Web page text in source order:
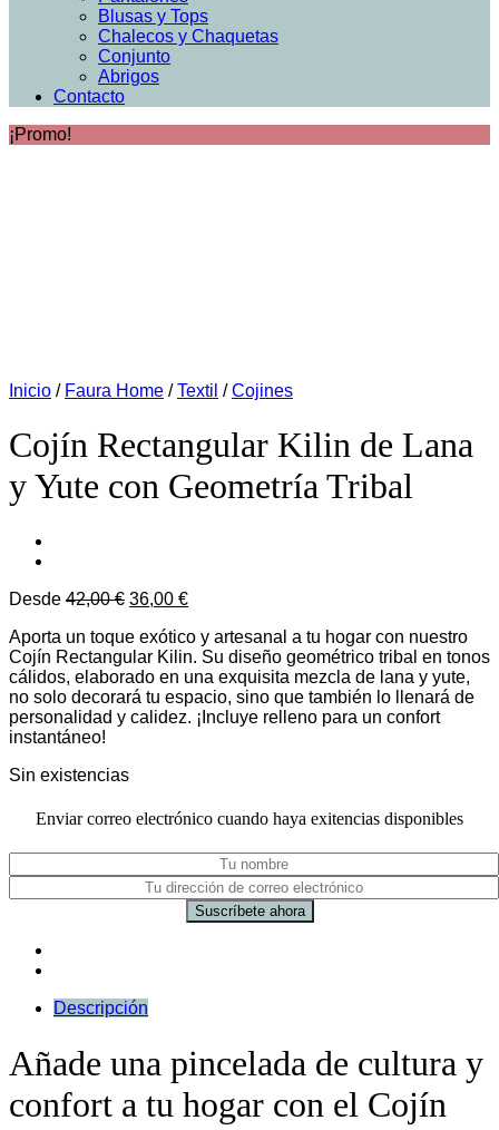
Blusas y Tops
Chalecos y Chaquetas
Conjunto
Abrigos
Contacto
¡Promo!
Inicio / Faura Home / Textil / Cojines
Cojín Rectangular Kilin de Lana
y Yute con Geometría Tribal
Desde 42,00€ El
original
era:
42,00 €.
36,00 €El
actual
es:
36,00 €.
Aporta un toque exótico y artesanal a tu hogar con nuestro
Cojín Rectangular Kilin. Su diseño geométrico tribal en tonos
cálidos, elaborado en una exquisita mezcla de lana y yute,
no solo decorará tu espacio, sino que también lo llenará de
personalidad y calidez. ¡Incluye relleno para un confort
instantáneo!
Sin existencias
Enviar correo electrónico cuando haya exitencias disponibles
Descripción
Añade una pincelada de cultura y
confort a tu hogar con el Cojín